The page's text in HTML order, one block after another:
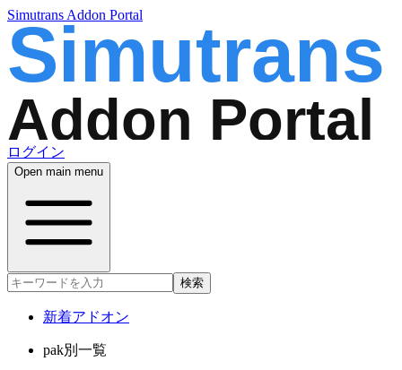
Simutrans Addon Portal
ログイン
Open main menu
検索
新着アドオン
pak別一覧